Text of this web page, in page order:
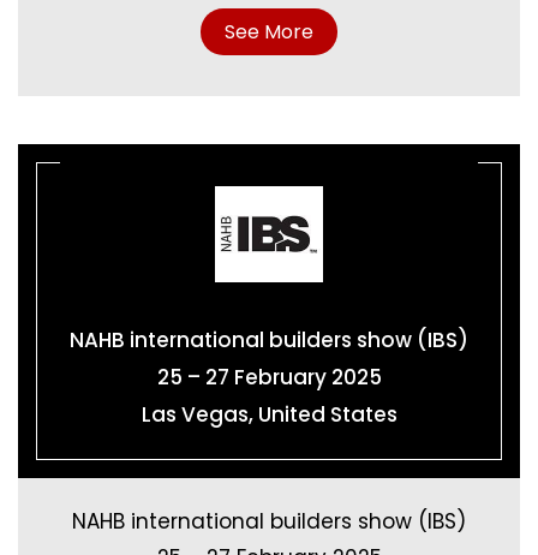
See More
NAHB international builders show (IBS)
25 – 27 February 2025
Las Vegas, United States
NAHB international builders show (IBS)